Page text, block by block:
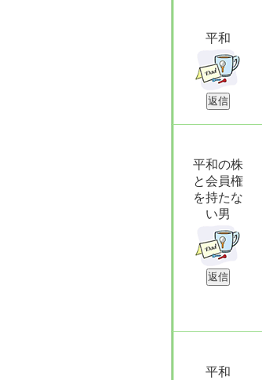
平和
平和の株
と会員権
を持たな
い男
平和